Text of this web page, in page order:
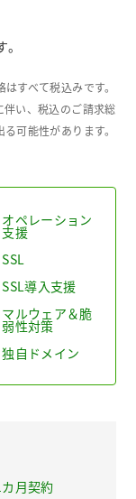
すべて税込みです。
い、税込のご請求総
可能性があります。
オペレーション
支援
SSL
SSL導入支援
マルウェア＆脆
弱性対策
独自ドメイン
月契約